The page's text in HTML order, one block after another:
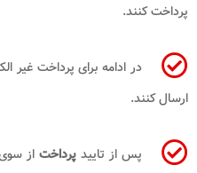
پرداخت کنند.
در ادامه برای پرداخت غیر
ارسال کنند.
پس از تاییدپرداخت از